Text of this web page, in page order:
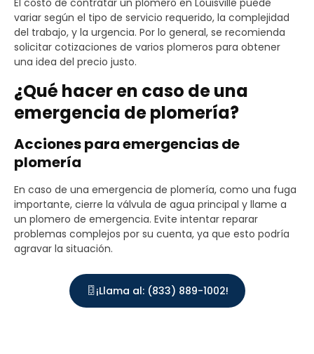
El costo de contratar un plomero en Louisville puede
variar según el tipo de servicio requerido, la complejidad
del trabajo, y la urgencia. Por lo general, se recomienda
solicitar cotizaciones de varios plomeros para obtener
una idea del precio justo.
¿Qué hacer en caso de una
emergencia de plomería?
Acciones para emergencias de
plomería
En caso de una emergencia de plomería, como una fuga
importante, cierre la válvula de agua principal y llame a
un plomero de emergencia. Evite intentar reparar
problemas complejos por su cuenta, ya que esto podría
agravar la situación.
¡Llama al: (833) 889-1002!